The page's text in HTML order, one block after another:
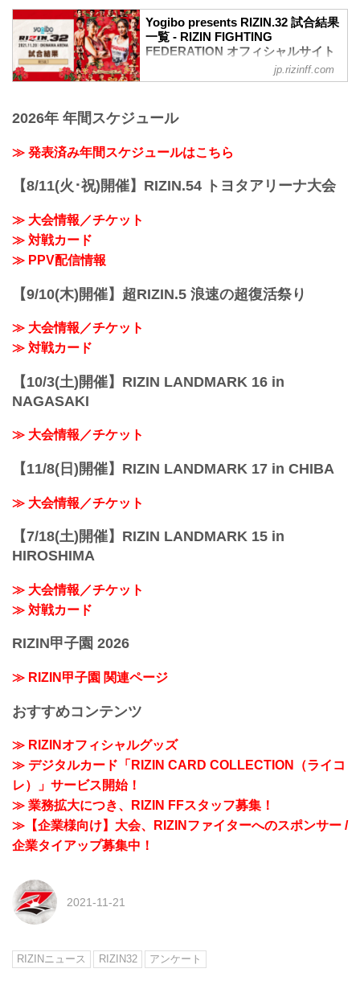
Yogibo presents RIZIN.32 試合結果
一覧 - RIZIN FIGHTING
FEDERATION オフィシャルサイト
第13試合／スペシャルワンマッチ RENA
3R（50.0kg）
2R 3分35秒 TKO（レフェリーストップ：
≫ 試合結果詳細
第12試合／スペシャルワンマッチ 皇治
≫ 試合結果詳細
第11試合／スペシャルワンマッ...
jp.rizinff.com
2026年 年間スケジュール
≫ 発表済み年間スケジュールはこちら
【8/11(火･祝)開催】RIZIN.54 トヨタアリーナ大会
≫ 大会情報／チケット
≫ 対戦カード
≫ PPV配信情報
【9/10(木)開催】超RIZIN.5 浪速の超復活祭り
≫ 大会情報／チケット
≫ 対戦カード
【10/3(土)開催】RIZIN LANDMARK 16 in
NAGASAKI
≫ 大会情報／チケット
【11/8(日)開催】RIZIN LANDMARK 17 in CHIBA
≫ 大会情報／チケット
【7/18(土)開催】RIZIN LANDMARK 15 in
HIROSHIMA
≫ 大会情報／チケット
≫ 対戦カード
RIZIN甲子園 2026
≫ RIZIN甲子園 関連ページ
おすすめコンテンツ
≫ RIZINオフィシャルグッズ
≫ デジタルカード「RIZIN CARD COLLECTION（ライコ
レ）」サービス開始！
≫ 業務拡大につき、RIZIN FFスタッフ募集！
≫【企業様向け】大会、RIZINファイターへのスポンサー /
企業タイアップ募集中！
2021-11-21
RIZINニュース RIZIN32 アンケート